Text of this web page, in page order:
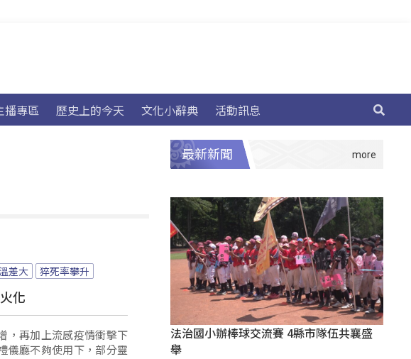
播專區 歷史上的今天 文化小辭典 活動訊息
差大 猝死率攀升
化
，再加上流感疫情衝擊下
儀廳不夠使用下，部分靈
最新新聞
法治國小辦棒球交流賽 4縣市隊伍共襄盛
舉